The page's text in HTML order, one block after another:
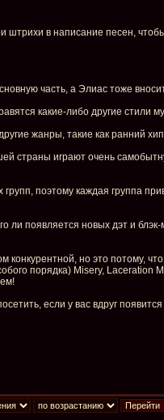
в написание песен,
часть, а Элиас тоже
какие-либо другие стили
жанры, такие как ранний
страны играют очень
поэтому каждая группа
появляется новых дэт и
но это потому,
порядка) Misery, Laceration
если у вас вдруг